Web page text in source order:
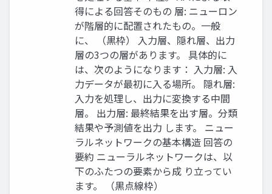
得による回答そのもの 層: ニューロン
が階層的に配置されたもの。一般
に、 （黒枠） 入力層、隠れ層、出力
層の3つの層があります。 具体的に
は、次のようになります： 入力層: 入
力データが最初に入る場所。 隠れ層:
入力を処理し、出力に変換する中間
層。 出力層: 最終結果を出す層。分類
結果や予測値を出力 します。 ニュー
ラルネットワークの基本構造 回答の
要約 ニューラルネットワークは、以
下のふたつの要素から成 り立ってい
ます。 （黒点線枠）